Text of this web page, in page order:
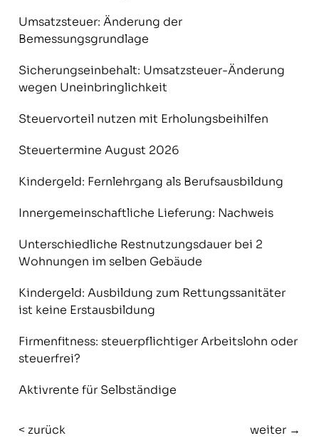
Umsatzsteuer: Änderung der
Bemessungsgrundlage
Sicherungseinbehalt: Umsatzsteuer-Änderung
wegen Uneinbringlichkeit
Steuervorteil nutzen mit Erholungsbeihilfen
Steuertermine August 2026
Kindergeld: Fernlehrgang als Berufsausbildung
Innergemeinschaftliche Lieferung: Nachweis
Unterschiedliche Restnutzungsdauer bei 2
Wohnungen im selben Gebäude
Kindergeld: Ausbildung zum Rettungssanitäter
ist keine Erstausbildung
Firmenfitness: steuerpflichtiger Arbeitslohn oder
steuerfrei?
Aktivrente für Selbständige
< zurück weiter →